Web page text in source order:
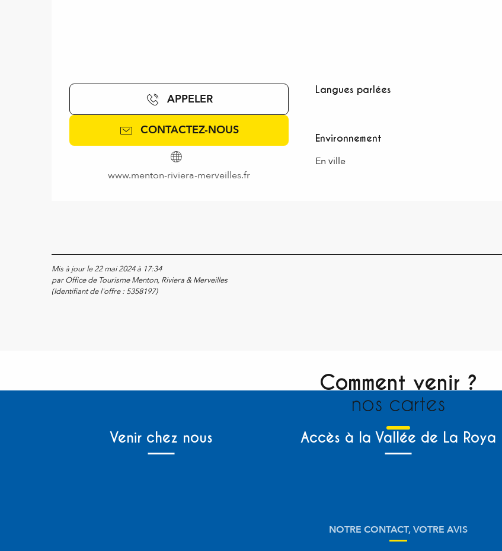
APPELER
CONTACTEZ-NOUS
www.menton-riviera-merveilles.fr
Langues parlées
Langues parlées
Environnement
Environnement
En ville
Mis à jour le 22 mai 2024 à 17:34
par Office de Tourisme Menton, Riviera & Merveilles
(Identifiant de l'offre : 5358197)
Comment venir ?
nos cartes
Venir chez nous Accès à la Vallée de La Roya
NOTRE CONTACT, VOTRE AVIS